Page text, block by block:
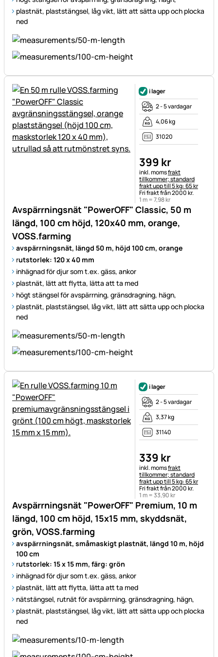
plastnät, plaststängsel, låg vikt, lätt att sätta upp och plocka
ned
Avspärrningsnät "PowerOFF" Classic, 50 m
längd, 100 cm höjd, 120x40 mm, orange,
VOSS.farming
avspärrningsnät, längd 50 m, höjd 100 cm, orange
rutstorlek: 120 x 40 mm
inhägnad för djur som t.ex. gäss, ankor
plastnät, lätt att flytta, lätta att ta med
högt stängsel för avspärrning, gränsdragning, hägn,
plastnät, plaststängsel, låg vikt, lätt att sätta upp och plocka
ned
i lager
2 - 5 vardagar
4,06 kg
31020
399 kr
Skatteinformation:
inkl. momsfrakt
tillkommer; standard
frakt upp till 5 kg: 65 kr
Fri frakt från 2000 kr.
1 m =7,98kr
Avspärrningsnät "PowerOFF" Premium, 10 m
längd, 100 cm höjd, 15x15 mm, skyddsnät,
grön, VOSS.farming
avspärrningsnät, småmaskigt plastnät, längd 10 m, höjd
100 cm
rutstorlek: 15 x 15 mm, färg: grön
inhägnad för djur som t.ex. gäss, ankor
plastnät, lätt att flytta, lätta att ta med
nätstängsel, rutnät för avspärrning, gränsdragning, hägn,
plastnät, plaststängsel, låg vikt, lätt att sätta upp och plocka
ned
i lager
2 - 5 vardagar
3,37 kg
31140
339 kr
Skatteinformation:
inkl. momsfrakt
tillkommer; standard
frakt upp till 5 kg: 65 kr
Fri frakt från 2000 kr.
1 m =33,90kr